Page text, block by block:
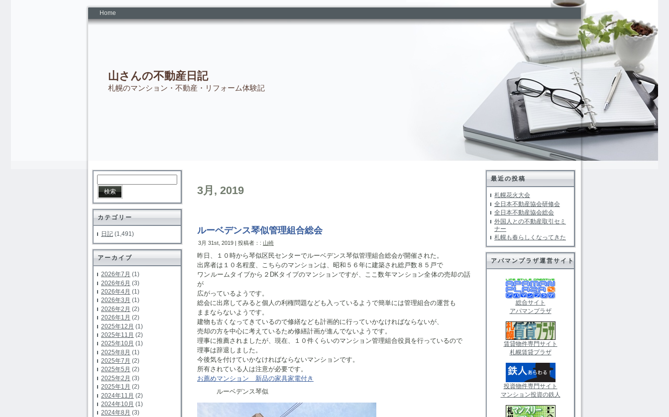
Home
山さんの不動産日記
札幌のマンション・不動産・リフォーム体験記
カテゴリー
日記 (1,491)
アーカイブ
2026年7月 (1)
2026年6月 (3)
2026年4月 (1)
2026年3月 (1)
2026年2月 (2)
2026年1月 (2)
2025年12月 (1)
2025年11月 (2)
2025年10月 (1)
2025年8月 (1)
2025年7月 (2)
2025年5月 (2)
2025年2月 (3)
2025年1月 (2)
2024年11月 (2)
2024年10月 (1)
2024年8月 (3)
3月, 2019
ルーベデンス琴似管理組合総会
3月 31st, 2019 | 投稿者：: 山崎
昨日、１０時から琴似区民センターでルーベデンス琴似管理組合総会が開催された。
出席者は１０名程度、こちらのマンションは、昭和５６年に建築され総戸数８５戸で
ワンルームタイプから２DKタイプのマンションですが、ここ数年マンション全体の売却の話
が
広がっているようです。
総会に出席してみると個人の利権問題なども入っているようで簡単には管理組合の運営も
ままならないようです。
建物も古くなってきているので修繕なども計画的に行っていかなければならないが、
売却の方を中心に考えているため修繕計画が進んでないようです。
理事に推薦されましたが、現在、１０件くらいのマンション管理組合役員を行っているので
理事は辞退しました。
今後気を付けていかなければならないマンションです。
所有されている人は注意が必要です。
お薦めマンション 新品の家具家電付き
ルーベデンス琴似
最近の投稿
札幌花火大会
全日本不動産協会研修会
全日本不動産協会総会
外国人との不動産取引セミ
ナー
札幌も春らしくなってきた
アパマンプラザ運営サイト
総合サイト
アパマンプラザ
賃貸物件専門サイト
札幌賃貸プラザ
投資物件専門サイト
マンション投資の鉄人